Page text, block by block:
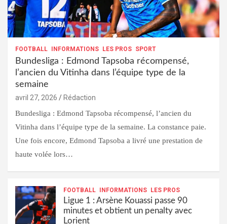
FOOTBALL INFORMATIONS LES PROS SPORT
Bundesliga : Edmond Tapsoba récompensé,
l’ancien du Vitinha dans l’équipe type de la
semaine
avril 27, 2026
Rédaction
Bundesliga : Edmond Tapsoba récompensé, l’ancien du
Vitinha dans l’équipe type de la semaine. La constance paie.
Une fois encore, Edmond Tapsoba a livré une prestation de
haute volée lors…
FOOTBALL INFORMATIONS LES PROS
Ligue 1 : Arsène Kouassi passe 90
minutes et obtient un penalty avec
Lorient